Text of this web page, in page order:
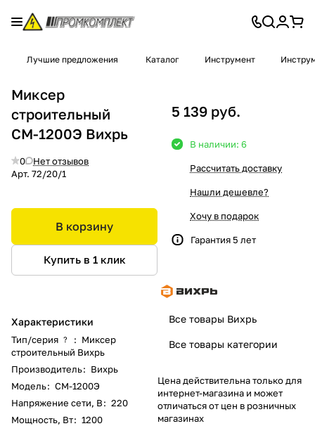
Лучшие предложения Каталог Инструмент
Миксер
строительный
СМ-1200Э Вихрь
0
Нет отзывов
Арт. 72/20/1
В корзину
Купить в 1 клик
Характеристики
Тип/серия ? : Миксер
строительный Вихрь
Производитель: Вихрь
Модель: СМ-1200Э
Напряжение сети, В: 220
Мощность, Вт: 1200
5 139 руб.
В наличии: 6
Рассчитать доставку
Нашли дешевле?
Хочу в подарок
Гарантия 5 лет
Все товары Вихрь
Все товары категории
Цена действительна только для
интернет-магазина и может
отличаться от цен в розничных
магазинах